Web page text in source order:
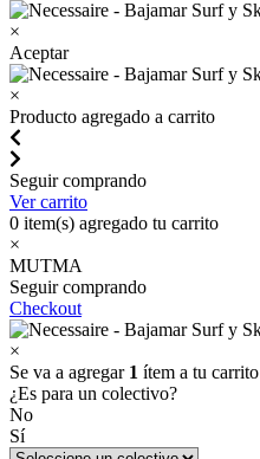
×
Aceptar
×
Producto agregado a carrito
Seguir comprando
Ver carrito
0 item(s) agregado tu carrito
×
MUTMA
Seguir comprando
Checkout
×
Se va a agregar 1 ítem a tu carrito
¿Es para un colectivo?
No
Sí